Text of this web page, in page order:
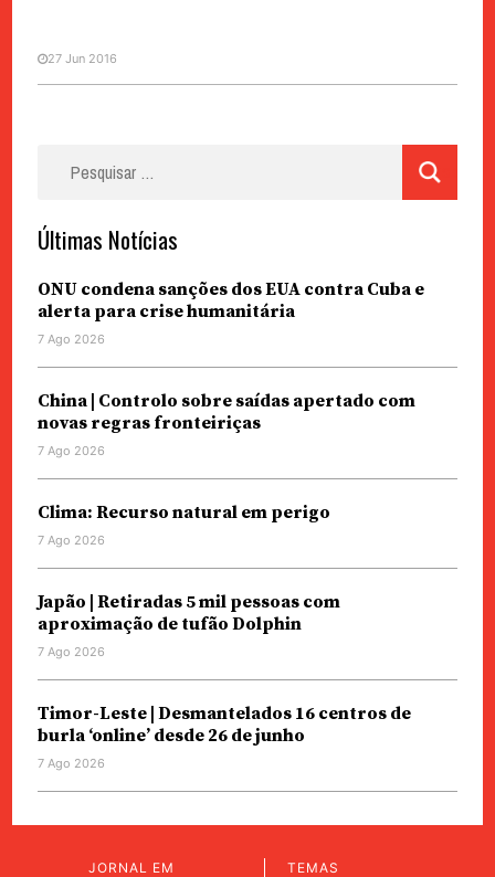
MACAU VISTO DE HONG KONG
27 Jun 2016
Últimas Notícias
ONU condena sanções dos EUA contra Cuba e
alerta para crise humanitária
7 Ago 2026
China | Controlo sobre saídas apertado com
novas regras fronteiriças
7 Ago 2026
Clima: Recurso natural em perigo
7 Ago 2026
Japão | Retiradas 5 mil pessoas com
aproximação de tufão Dolphin
7 Ago 2026
Timor-Leste | Desmantelados 16 centros de
burla ‘online’ desde 26 de junho
7 Ago 2026
JORNAL EM
TEMAS